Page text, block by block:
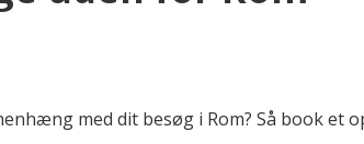
med dit besøg i Rom? Så book et